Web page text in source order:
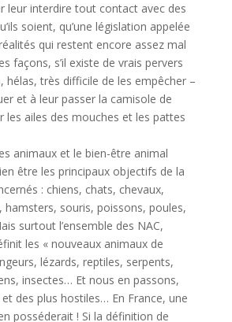
leur interdire tout contact avec des
soient, qu’une législation appelée
qui restent encore assez mal
façons, s’il existe de vrais pervers
hélas, très difficile de les empêcher –
et à leur passer la camisole de
les ailes des mouches et les pattes
animaux et le bien-être animal
être les principaux objectifs de la
: chiens, chats, chevaux,
hamsters, souris, poissons, poules,
surtout l’ensemble des NAC,
les « nouveaux animaux de
lézards, reptiles, serpents,
insectes… Et nous en passons,
des plus hostiles… En France, une
posséderait ! Si la définition de